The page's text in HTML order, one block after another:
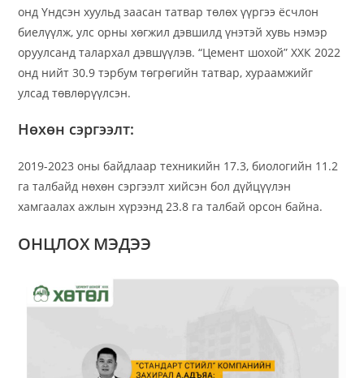
онд Үндсэн хуульд заасан татвар төлөх үүргээ ёсчлон
биелүүлж, улс орны хөгжил дэвшилд үнэтэй хувь нэмэр
оруулсанд талархал дэвшүүлэв. “Цемент шохой” ХХК 2022
онд нийт 30.9 тэрбум төгрөгийн татвар, хураамжийг
улсад төвлөрүүлсэн.
Нөхөн сэргээлт:
2019-2023 оны байдлаар техникийн 17.3, биологийн 11.2
га талбайд нөхөн сэргээлт хийсэн бол дүйцүүлэн
хамгаалах ажлын хүрээнд 23.8 га талбай орсон байна.
ОНЦЛОХ МЭДЭЭ